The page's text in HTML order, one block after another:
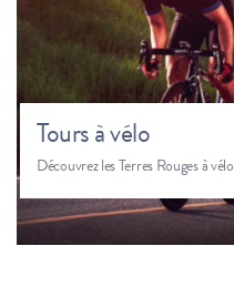
Tours à vélo
Découvrez les Terres Rouges à vélo